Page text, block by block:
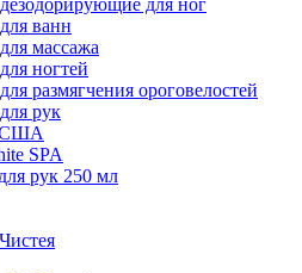
для ног
ванн
массажа
ногтей
размягчения ороговелостей
рук
США
SPA
рук 250 мл